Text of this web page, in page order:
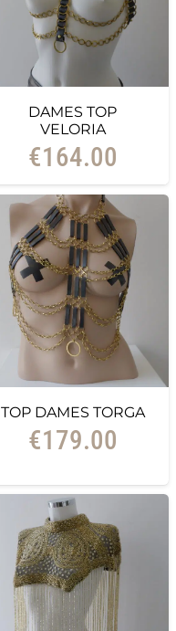
DAMES TOP
VELORIA
€164.00
TOP DAMES TORGA
€179.00